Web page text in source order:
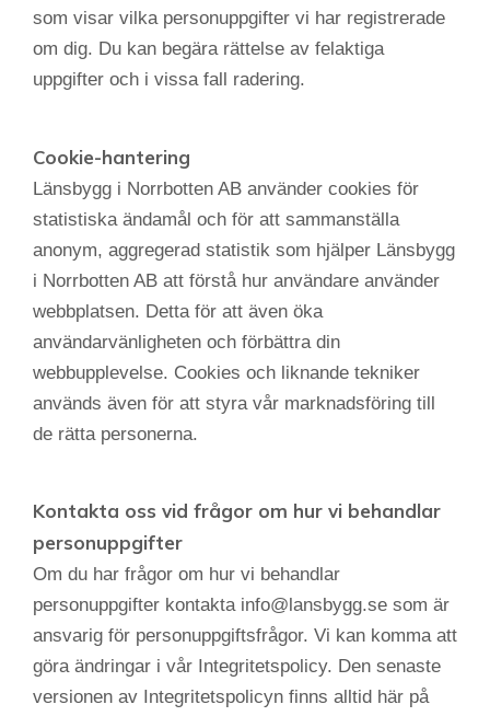
som visar vilka personuppgifter vi har registrerade
om dig. Du kan begära rättelse av felaktiga
uppgifter och i vissa fall radering.
Cookie-hantering
Länsbygg i Norrbotten AB använder cookies för
statistiska ändamål och för att sammanställa
anonym, aggregerad statistik som hjälper Länsbygg
i Norrbotten AB att förstå hur användare använder
webbplatsen. Detta för att även öka
användarvänligheten och förbättra din
webbupplevelse. Cookies och liknande tekniker
används även för att styra vår marknadsföring till
de rätta personerna.
Kontakta oss vid frågor om hur vi behandlar
personuppgifter
Om du har frågor om hur vi behandlar
personuppgifter kontakta info@lansbygg.se som är
ansvarig för personuppgiftsfrågor. Vi kan komma att
göra ändringar i vår Integritetspolicy. Den senaste
versionen av Integritetspolicyn finns alltid här på